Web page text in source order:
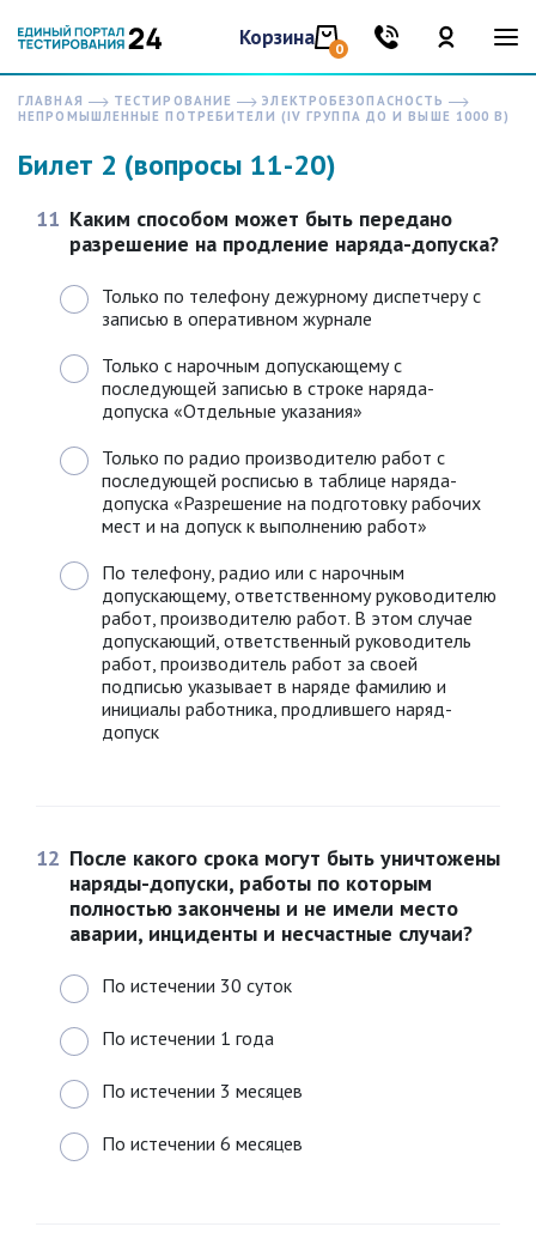
Корзина 0
ГЛАВНАЯ ТЕСТИРОВАНИЕ
ЭЛЕКТРОБЕЗОПАСНОСТЬ
НЕПРОМЫШЛЕННЫЕ ПОТРЕБИТЕЛИ (IV ГРУППА ДО И ВЫШЕ 1000 В)
Билет 2 (вопросы 11-20)
11 Каким способом может быть передано
разрешение на продление наряда-допуска?
Только по телефону дежурному диспетчеру с
записью в оперативном журнале
Только с нарочным допускающему с
последующей записью в строке наряда-
допуска «Отдельные указания»
Только по радио производителю работ с
последующей росписью в таблице наряда-
допуска «Разрешение на подготовку рабочих
мест и на допуск к выполнению работ»
По телефону, радио или с нарочным
допускающему, ответственному руководителю
работ, производителю работ. В этом случае
допускающий, ответственный руководитель
работ, производитель работ за своей
подписью указывает в наряде фамилию и
инициалы работника, продлившего наряд-
допуск
12 После какого срока могут быть уничтожены
наряды-допуски, работы по которым
полностью закончены и не имели место
аварии, инциденты и несчастные случаи?
По истечении 30 суток
По истечении 1 года
По истечении 3 месяцев
По истечении 6 месяцев